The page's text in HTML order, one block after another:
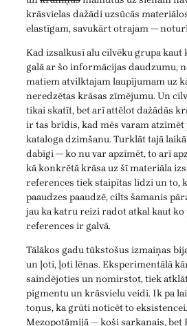
krāsvielas dažādi uzsūcās
elastīgam, savukārt otrajam —
Kad izsalkusī alu cilvēku grupa kaut
galā ar šo informācijas daudzumu,
matiem atvilktajam laupījumam uz
neredzētas krāsas zīmējumu. Un
tikai skatīt, bet arī attēlot dažādās
ir tas brīdis, kad mēs varam
kataloga dzimšanu. Turklāt tajā laikā
dabīgi — ko nu var apzīmēt, to arī
kā konkrētā krāsa uz šī materiāla
references tiek staipītas līdzi un to,
paaudzes paaudzē, cilts šamanis
jau ka katru reizi radot atkal kaut ko
references ir galvā.
Tālākos gadu tūkstošus izmaiņas
un ļoti, ļoti lēnas. Eksperimentālā
saindējoties un nomirstot, tiek
pigmentu un krāsvielu veidi. Ik pa
toņus, ka grūti noticēt to
Mezopotāmijā — koši sarkanais, bet